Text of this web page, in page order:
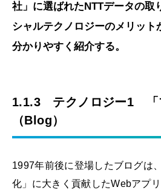
社」に選ばれたNTTデータの取
シャルテクノロジーのメリット
分かりやすく紹介する。
1.1.3 テクノロジー1 「
（Blog）
1997年前後に登場したブログは
化」に大きく貢献したWebアプ